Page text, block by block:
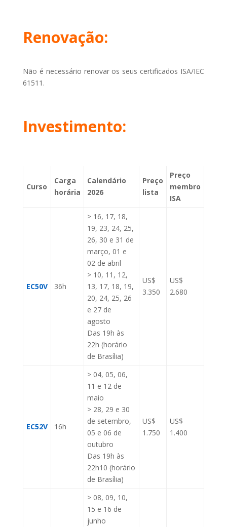
Renovação:
Não é necessário renovar os seus certificados ISA/IEC
61511.
Investimento:
Curso
Carga
horária
Calendário
2026
Preço
lista
Preço
membro
ISA
EC50V 36h
> 16, 17, 18,
19, 23, 24, 25,
26, 30 e 31 de
março, 01 e
02 de abril
> 10, 11, 12,
13, 17, 18, 19,
20, 24, 25, 26
e 27 de
agosto
Das 19h às
22h (horário
de Brasília)
US$
3.350
US$
2.680
EC52V 16h
> 04, 05, 06,
11 e 12 de
maio
> 28, 29 e 30
de setembro,
05 e 06 de
outubro
Das 19h às
22h10 (horário
de Brasília)
US$
1.750
US$
1.400
> 08, 09, 10,
15 e 16 de
junho